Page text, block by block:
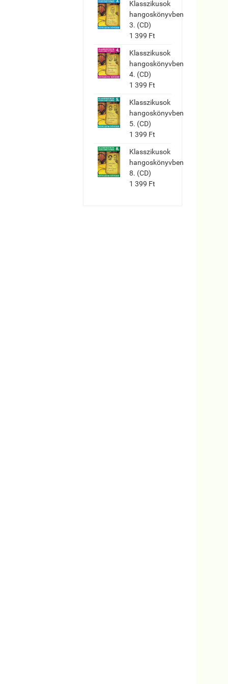
Klasszikusok
hangoskönyvben
3. (CD)
1 399 Ft
Klasszikusok
hangoskönyvben
4. (CD)
1 399 Ft
Klasszikusok
hangoskönyvben
5. (CD)
1 399 Ft
Klasszikusok
hangoskönyvben
8. (CD)
1 399 Ft